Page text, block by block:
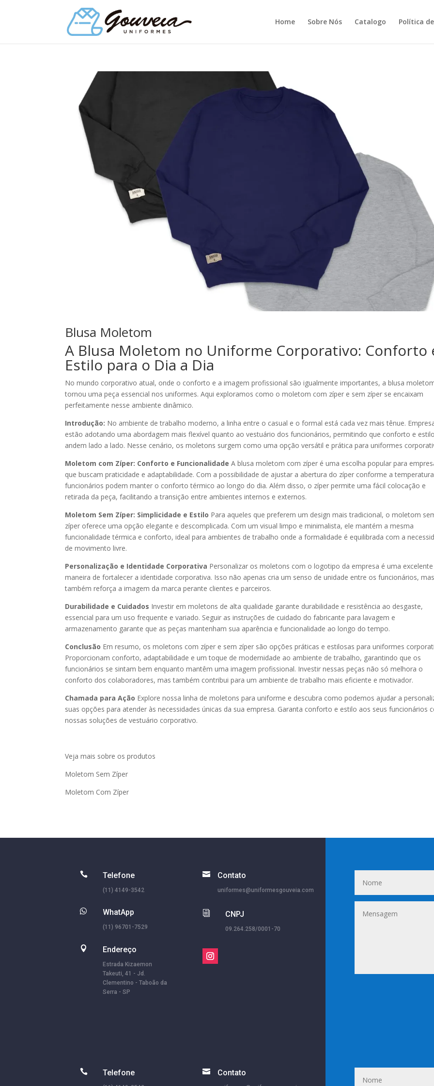
Home Sobre Nós Catalogo Política
Blusa Moletom
A Blusa Moletom no Uniforme Corporativo: Conforto
Estilo para o Dia a Dia
No mundo corporativo atual, onde o conforto e a imagem profissional são igualmente importantes, a blusa
tornou uma peça essencial nos uniformes. Aqui exploramos como o moletom com zíper e sem zíper se encaixam
perfeitamente nesse ambiente dinâmico.
Introdução: No ambiente de trabalho moderno, a linha entre o casual e o formal está cada vez mais tênue.
estão adotando uma abordagem mais flexível quanto ao vestuário dos funcionários, permitindo que conforto e estilo
andem lado a lado. Nesse cenário, os moletons surgem como uma opção versátil e prática para uniformes
Moletom com Zíper: Conforto e Funcionalidade A blusa moletom com zíper é uma escolha popular para
que buscam praticidade e adaptabilidade. Com a possibilidade de ajustar a abertura do zíper conforme a
funcionários podem manter o conforto térmico ao longo do dia. Além disso, o zíper permite uma fácil colocação e
retirada da peça, facilitando a transição entre ambientes internos e externos.
Moletom Sem Zíper: Simplicidade e Estilo Para aqueles que preferem um design mais tradicional, o moletom
zíper oferece uma opção elegante e descomplicada. Com um visual limpo e minimalista, ele mantém a mesma
funcionalidade térmica e conforto, ideal para ambientes de trabalho onde a formalidade é equilibrada com a
de movimento livre.
Personalização e Identidade Corporativa Personalizar os moletons com o logotipo da empresa é uma excelente
maneira de fortalecer a identidade corporativa. Isso não apenas cria um senso de unidade entre os funcionários, mas
também reforça a imagem da marca perante clientes e parceiros.
Durabilidade e Cuidados Investir em moletons de alta qualidade garante durabilidade e resistência ao desgaste,
essencial para um uso frequente e variado. Seguir as instruções de cuidado do fabricante para lavagem e
armazenamento garante que as peças mantenham sua aparência e funcionalidade ao longo do tempo.
Conclusão Em resumo, os moletons com zíper e sem zíper são opções práticas e estilosas para uniformes
Proporcionam conforto, adaptabilidade e um toque de modernidade ao ambiente de trabalho, garantindo que os
funcionários se sintam bem enquanto mantêm uma imagem profissional. Investir nessas peças não só melhora o
conforto dos colaboradores, mas também contribui para um ambiente de trabalho mais eficiente e motivador.
Chamada para Ação Explore nossa linha de moletons para uniforme e descubra como podemos ajudar a
suas opções para atender às necessidades únicas da sua empresa. Garanta conforto e estilo aos seus funcionários
nossas soluções de vestuário corporativo.
Veja mais sobre os produtos
Moletom Sem Zíper
Moletom Com Zíper
 Telefone
(11) 4149-3542
 WhatApp
(11) 96701-7529
 Endereço
Estrada Kizaemon
Takeuti, 41 - Jd.
Clementino - Taboão da
Serra - SP
 Contato
uniformes@uniformesgouveia.com
i CNPJ
09.264.258/0001-70
 Telefone  Contato